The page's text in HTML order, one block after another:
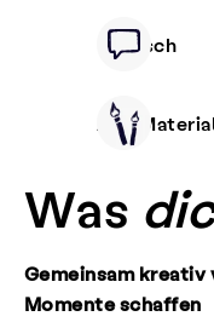
Deutsch
Alle
Was
Gemeinsam
Momente schaffen